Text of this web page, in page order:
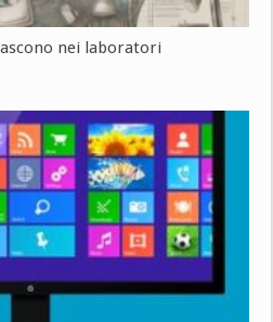
nei laboratori